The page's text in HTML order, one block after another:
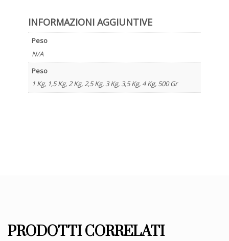
INFORMAZIONI AGGIUNTIVE
Peso
N/A
Peso
1 Kg, 1,5 Kg, 2 Kg, 2,5 Kg, 3 Kg, 3,5 Kg, 4 Kg, 500 Gr
PRODOTTI CORRELATI